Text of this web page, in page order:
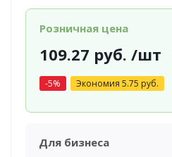
Розничная цена
109.27 руб. /шт
-5% Экономия 5.75 руб.
Для бизнеса